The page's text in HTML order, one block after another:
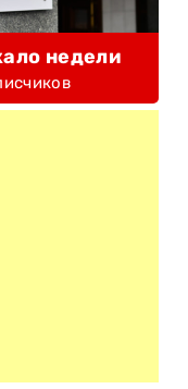
недели